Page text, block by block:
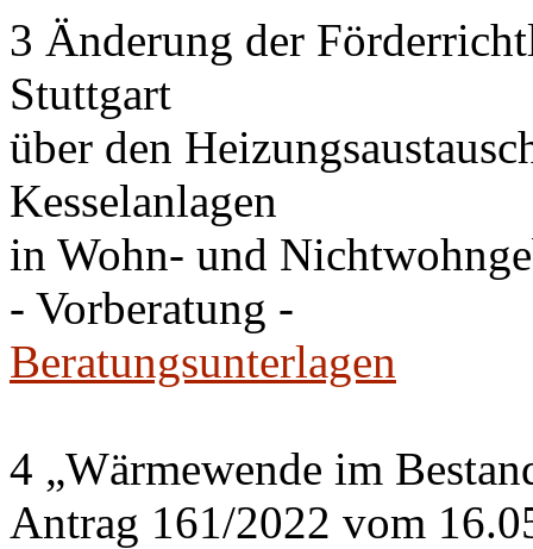
3 Änderung der
Stuttgart
über den
Kesselanlagen
in Wohn- und
- Vorberatung -
Beratungsunterlagen
4 „Wärmewende im
Antrag 161/2022 vom